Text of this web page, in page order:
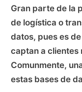
Gran parte de la
de logística o
datos, pues es
captan a clientes
Comunmente,
estas bases de